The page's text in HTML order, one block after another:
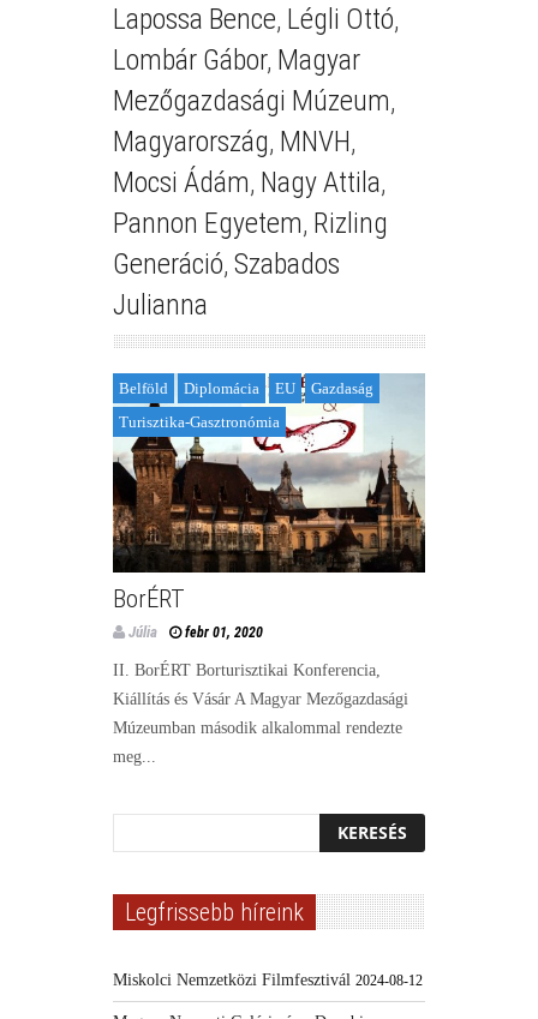
Lapossa Bence, Légli Ottó,
Lombár Gábor, Magyar
Mezőgazdasági Múzeum,
Magyarország, MNVH,
Mocsi Ádám, Nagy Attila,
Pannon Egyetem, Rizling
Generáció, Szabados
Julianna
Belföld Diplomácia EU
Gazdaság
Turisztika-Gasztronómia
BorÉRT
Júlia febr 01, 2020
II. BorÉRT Borturisztikai Konferencia,
Kiállítás és Vásár A Magyar Mezőgazdasági
Múzeumban második alkalommal rendezte
meg...
Legfrissebb híreink
Miskolci Nemzetközi Filmfesztivál 2024-08-12